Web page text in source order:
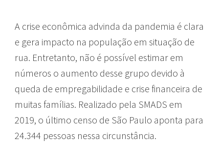
A crise econômica advinda da pandemia é clara
e gera impacto na população em situação de
rua. Entretanto, não é possível estimar em
números o aumento desse grupo devido à
queda de empregabilidade e crise financeira de
muitas famílias. Realizado pela SMADS em
2019, o último censo de São Paulo aponta para
24.344 pessoas nessa circunstância.